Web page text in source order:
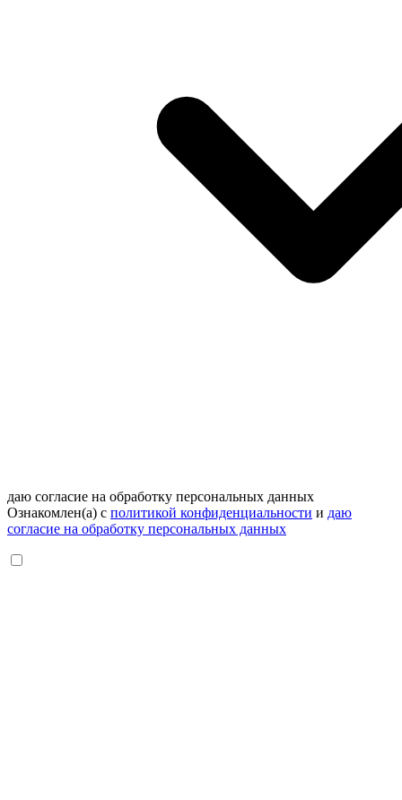
даю согласие на обработку персональных данных
Ознакомлен(а) с политикой конфиденциальности и даю
согласие на обработку персональных данных